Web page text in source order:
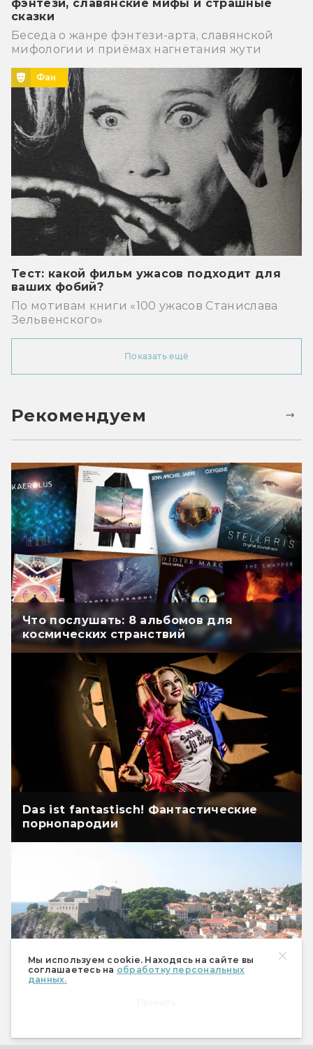
Мы используем cookie. Находясь на сайте вы
соглашаетесь на обработку персональных
данных.
фэнтези, славянские мифы и страшные
сказки
Беседа о жанре фэнтези-арта, славянской
мифологии и приёмах нагнетания жути
Фан
Тест: какой фильм ужасов подходит для
ваших фобий?
По мотивам книги «100 ужасов Станислава
Зельвенского»
Показать ещё
Рекомендуем
Что послушать: 8 альбомов для
космических странствий
Das ist fantastisch! Фантастические
порнопародии